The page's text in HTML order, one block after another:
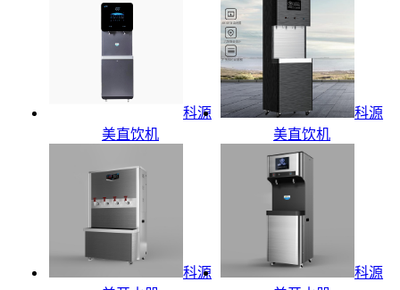
科源
美直饮机
科源
美直饮机
科源
科源